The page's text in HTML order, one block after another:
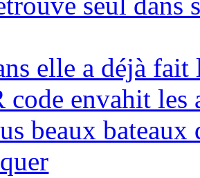
elle a déjà
code envahit les
beaux bateaux